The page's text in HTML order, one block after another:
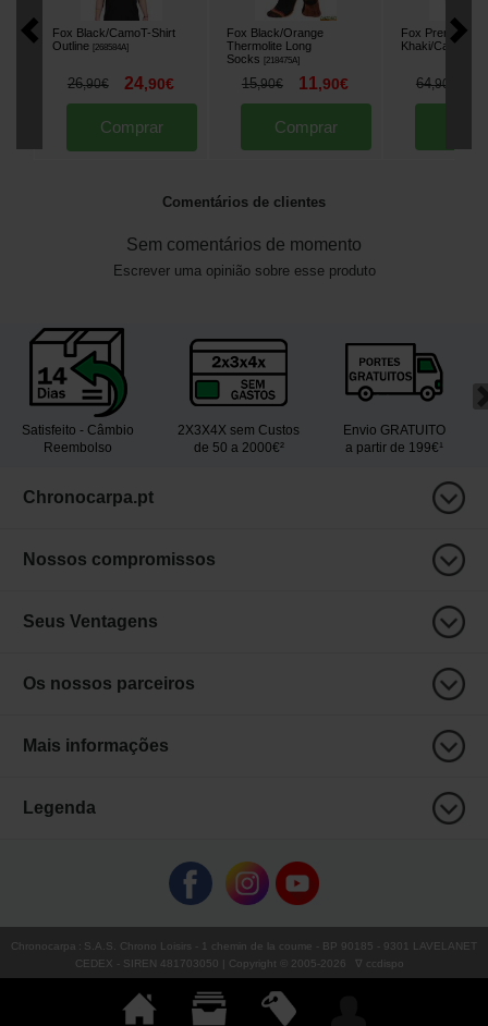
Fox Black/CamoT-Shirt
Outline
268584A]
26,90€ 24,90€
Comprar
Fox Black/Orange
Thermolite Long
Socks
218475A]
15,90€ 11,90€
Comprar
Fox Premium
Khaki/Camo
64,90
Comentários de clientes
Sem comentários de momento
Escrever uma opinião sobre esse produto
Satisfeito - Câmbio
Reembolso
2X3X4X sem Custos
de 50 a 2000€²
Envio GRATUITO
a partir de 199€¹
Chronocarpa.pt
Nossos compromissos
Seus Ventagens
Os nossos parceiros
Mais informações
Legenda
Chronocarpa : S.A.S. Chrono Loisirs - 1 chemin de la coume - BP 90185 - 9301 LAVELANET
CEDEX - SIREN 481703050 | Copyright © 2005-2026 ∇ ccdispo